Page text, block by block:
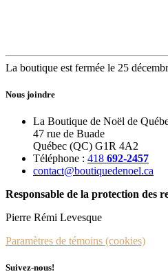
La boutique est fermée le 25
Nous joindre
La Boutique de Noël de
47 rue de Buade
Québec (QC) G1R 4A2
Téléphone : 418 692-2457
contact@boutiquedenoel.ca
Responsable de la protection des
Pierre Rémi Levesque
Paramètres de témoins (cookies)
Suivez-nous!